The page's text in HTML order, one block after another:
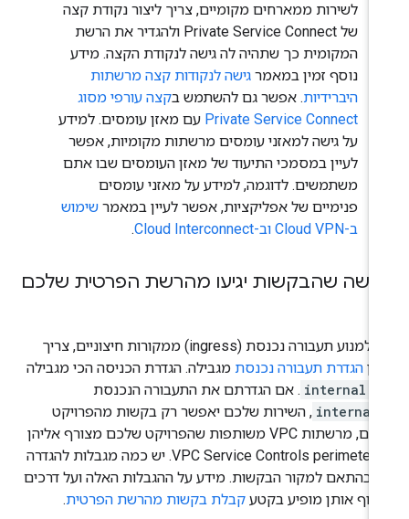
לשירות ממארחים מקומיים, צריך ליצור נקודת קצה
של Private Service Connect ולהגדיר את הרשת
המקומית כך שתהיה לה גישה לנקודת הקצה. מידע
נוסף זמין במאמרגישה לנקודות קצה מרשתות
היברידיות. אפשר גם להשתמש בקצה עורפי מסוג
Private Service Connectעם מאזן עומסים. למידע
על גישה למאזני עומסים מרשתות מקומיות, אפשר
לעיין במסמכי התיעוד של מאזן העומסים שבו אתם
משתמשים. לדוגמה, למידע על מאזני עומסים
פנימיים של אפליקציות, אפשר לעיין במאמרשימוש
.
שהבקשות יגיעו מהרשת הפרטית שלכם
כדי למנוע תעבורה נכנסת (ingress) ממקורות חיצוניים, צריך
הגדרת תעבורה נכנסתמגבילה. הגדרת הכניסה הכי מגבילה
internal . אם הגדרתם את התעבורה הנכנסת
internal , השירות שלכם יאפשר רק בקשות מהפרויקט
שלכם, מרשתות VPC משותפות שהפרויקט שלכם מצורף אליהן
ומ-VPC Service Controls perimeter. יש כמה מגבלות להגדרה
בהתאם למקור הבקשות. מידע על ההגבלות האלה ועל דרכים
אותן מופיע בקטעקבלת בקשות מהרשת הפרטית.